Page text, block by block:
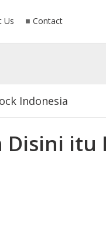
Us Contact
Indonesia
1431 H
Disini itu